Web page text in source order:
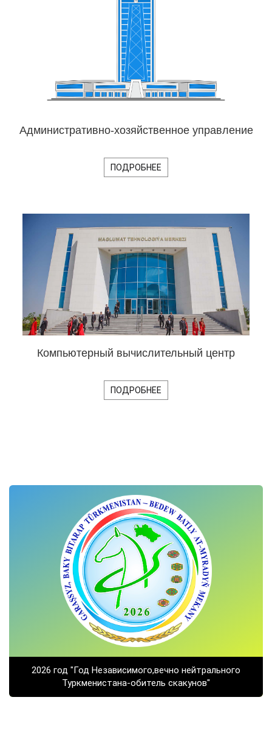
Административно-хозяйственное управление
ПОДРОБНЕЕ
Компьютерный вычислительный центр
ПОДРОБНЕЕ
2026 год "Год Независимого,вечно нейтрального
Туркменистана-обитель скакунов"